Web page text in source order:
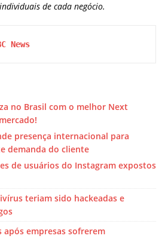
de cada negócio.
News
no Brasil com o melhor Next
presença internacional para
demanda do cliente
de usuários do Instagram expostos
teriam sido hackeadas e
após empresas sofrerem